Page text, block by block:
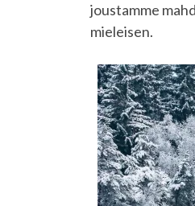
joustamme
mieleisen.